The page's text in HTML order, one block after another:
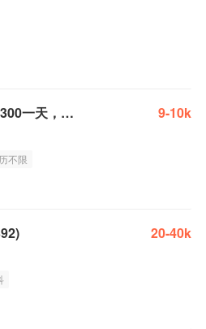
小厂订单稳定【质检岗】300一天，免费吃住，包入职，可带手机 9-10k
不限
20-40k